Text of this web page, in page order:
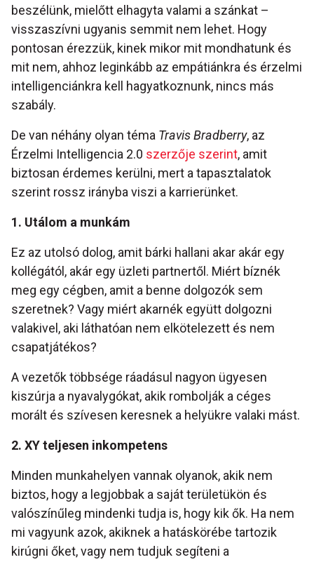
beszélünk, mielőtt elhagyta valami a szánkat –
visszaszívni ugyanis semmit nem lehet. Hogy
pontosan érezzük, kinek mikor mit mondhatunk és
mit nem, ahhoz leginkább az empátiánkra és érzelmi
intelligenciánkra kell hagyatkoznunk, nincs más
szabály.
De van néhány olyan téma Travis Bradberry, az
Érzelmi Intelligencia 2.0 szerzője szerint, amit
biztosan érdemes kerülni, mert a tapasztalatok
szerint rossz irányba viszi a karrierünket.
1. Utálom a munkám
Ez az utolsó dolog, amit bárki hallani akar akár egy
kollégától, akár egy üzleti partnertől. Miért bíznék
meg egy cégben, amit a benne dolgozók sem
szeretnek? Vagy miért akarnék együtt dolgozni
valakivel, aki láthatóan nem elkötelezett és nem
csapatjátékos?
A vezetők többsége ráadásul nagyon ügyesen
kiszúrja a nyavalygókat, akik rombolják a céges
morált és szívesen keresnek a helyükre valaki mást.
2. XY teljesen inkompetens
Minden munkahelyen vannak olyanok, akik nem
biztos, hogy a legjobbak a saját területükön és
valószínűleg mindenki tudja is, hogy kik ők. Ha nem
mi vagyunk azok, akiknek a hatáskörébe tartozik
kirúgni őket, vagy nem tudjuk segíteni a